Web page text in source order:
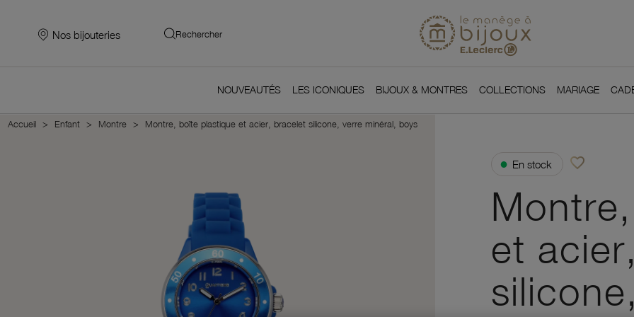
Nos bijouteries Rechercher
NOUVEAUTÉS LES ICONIQUES BIJOUX & MONTRES COLLECTIONS MARIAGE
Accueil Enfant Montre Montre, boîte plastique et acier, bracelet silicone, verre minéral, boys
● En stock favorite_borderAjouter à vos
et